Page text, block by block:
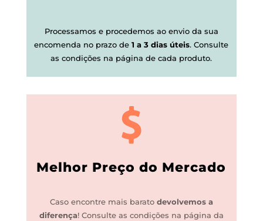
Processamos e procedemos ao envio da sua
encomenda no prazo de1 a 3 dias úteis.Consulte
as condições na página de cada produto.
Melhor Preço do Mercado
Caso encontre mais barato devolvemos a
diferença! Consulte as condições na página da